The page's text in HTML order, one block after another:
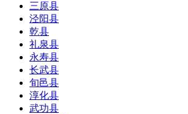
三原县
泾阳县
乾县
礼泉县
永寿县
长武县
旬邑县
淳化县
武功县